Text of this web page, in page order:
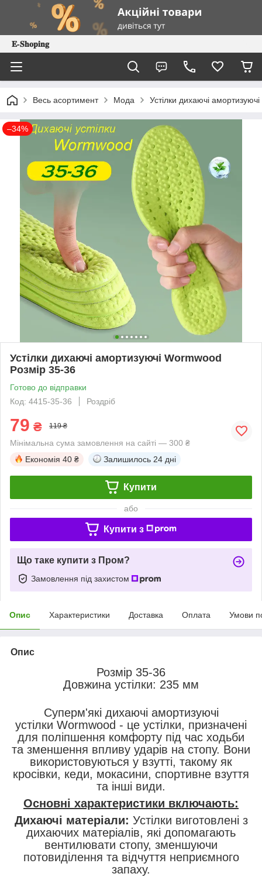
𝐄-𝐒𝐡𝐨𝐩𝐢𝐧𝐠
Весь асортимент Мода Устілки дихаючі
–34%
Устілки дихаючі амортизуючі Wormwood
Розмір 35-36
Готово до відправки
Код: 4415-35-36
Роздріб
79 ₴ 119 ₴
Мінімальна сума замовлення на сайті — 300 ₴
Економія 40 ₴ Залишилось 24 дні
Купити
або
Купити з
Що таке купити з Пром?
Замовлення під захистом
Опис Характеристики Доставка Оплата Умови
Опис
Розмір 35-36
Довжина устілки: 235 мм
Суперм'які дихаючі амортизуючі
устілки Wormwood - це устілки, призначені
для поліпшення комфорту під час ходьби
та зменшення впливу ударів на стопу. Вони
використовуються у взутті, такому як
кросівки, кеди, мокасини, спортивне взуття
та інші види.
Основні характеристики включають:
Дихаючі матеріали: Устілки виготовлені з
дихаючих матеріалів, які допомагають
вентилювати стопу, зменшуючи
потовиділення та відчуття неприємного
запаху.